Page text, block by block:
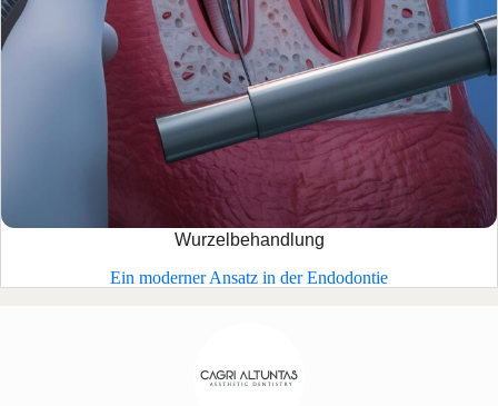
Wurzelbehandlung
Ein moderner Ansatz in der Endodontie